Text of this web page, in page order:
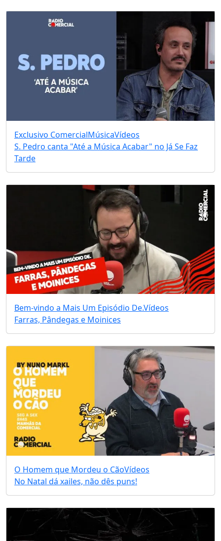
Exclusivo ComercialMúsicaVídeos
S. Pedro canta "Até a Música Acabar" no Já Se Faz
Tarde
Bem-vindo a Mais Um Episódio De.Vídeos
Farras, Pândegas e Moinices
O Homem que Mordeu o CãoVídeos
No Natal dá xailes, não dês puns!